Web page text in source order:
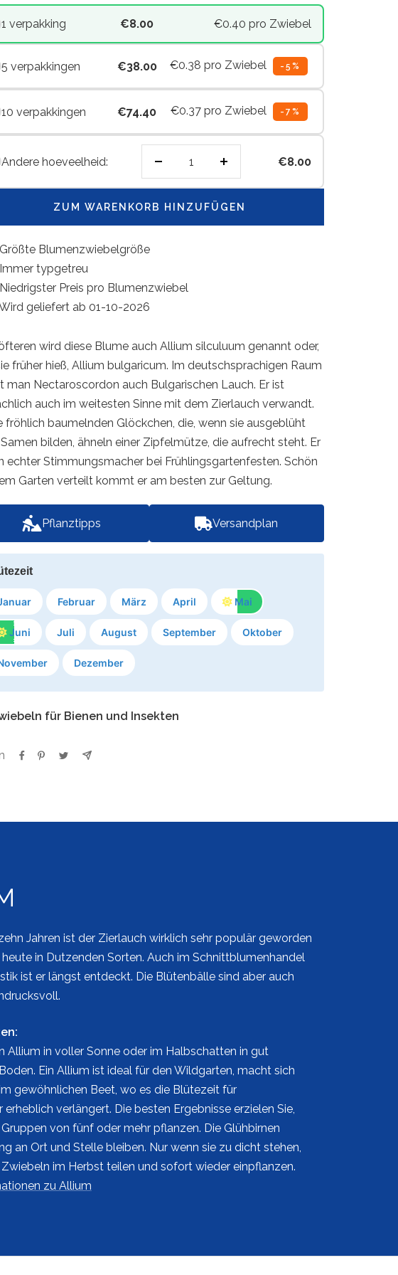
1 verpakking €8.00 €0.40 pro Zwiebel
5 verpakkingen €38.00 €0.38 pro Zwiebel -5%
10 verpakkingen €74.40 €0.37 pro Zwiebel -7%
Andere hoeveelheid:
Menge
erhöhen
€8.00
ZUM WARENKORB HINZUFÜGEN
Größte Blumenzwiebelgröße
Immer typgetreu
Niedrigster Preis pro Blumenzwiebel
geliefert ab 01-10-2026
wird diese Blume auch Allium silculuum genannt oder,
früher hieß, Allium bulgaricum. Im deutschsprachigen Raum
man Nectaroscordon auch Bulgarischen Lauch. Er ist
auch im weitesten Sinne mit dem Zierlauch verwandt.
fröhlich baumelnden Glöckchen, die, wenn sie ausgeblüht
bilden, ähneln einer Zipfelmütze, die aufrecht steht. Er
echter Stimmungsmacher bei Frühlingsgartenfesten. Schön
Garten verteilt kommt er am besten zur Geltung.
Pflanztipps Versandplan
Februar März April Mai
Juni Juli August September Oktober
Dezember
für Bienen und Insekten
Jahren ist der Zierlauch wirklich sehr populär geworden
in Dutzenden Sorten. Auch im Schnittblumenhandel
ist er längst entdeckt. Die Blütenbälle sind aber auch
Allium in voller Sonne oder im Halbschatten in gut
Ein Allium ist ideal für den Wildgarten, macht sich
gewöhnlichen Beet, wo es die Blütezeit für
erheblich verlängert. Die besten Ergebnisse erzielen Sie,
Gruppen von fünf oder mehr pflanzen. Die Glühbirnen
an Ort und Stelle bleiben. Nur wenn sie zu dicht stehen,
im Herbst teilen und sofort wieder einpflanzen.
zu Allium